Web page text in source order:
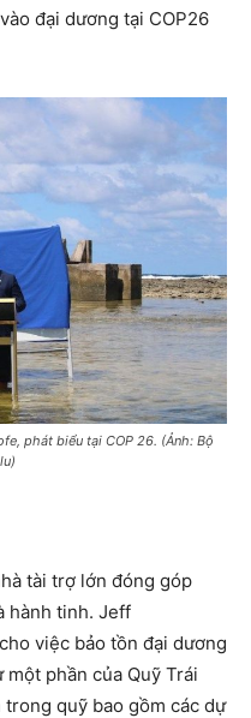
đại dương tại COP26
phát biểu tại COP 26. (Ảnh: Bộ
tài trợ lớn đóng góp
hành tinh. Jeff
việc bảo tồn đại dương
phần của Quỹ Trái
quỹ bao gồm các dự